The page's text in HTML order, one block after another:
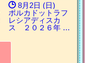
8月2日 (日)
ポルカドットラフ
レシアディスカ
ス ２０２６年 …